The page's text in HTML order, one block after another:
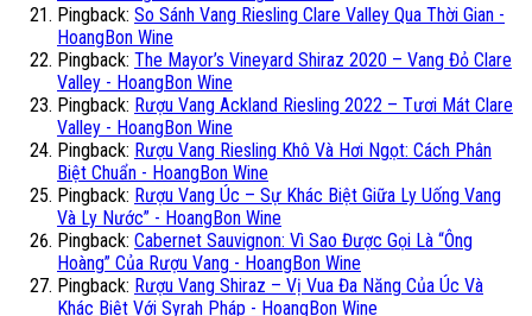
Pingback: So Sánh Vang Riesling Clare Valley Qua Thời Gian -
HoangBon Wine
Pingback: The Mayor’s Vineyard Shiraz 2020 – Vang Đỏ Clare
Valley - HoangBon Wine
Pingback: Rượu Vang Ackland Riesling 2022 – Tươi Mát Clare
Valley - HoangBon Wine
Pingback: Rượu Vang Riesling Khô Và Hơi Ngọt: Cách Phân
Biệt Chuẩn - HoangBon Wine
Pingback: Rượu Vang Úc – Sự Khác Biệt Giữa Ly Uống Vang
Và Ly Nước” - HoangBon Wine
Pingback: Cabernet Sauvignon: Vì Sao Được Gọi Là “Ông
Hoàng” Của Rượu Vang - HoangBon Wine
Pingback: Rượu Vang Shiraz – Vị Vua Đa Năng Của Úc Và
Khác Biệt Với Syrah Pháp - HoangBon Wine